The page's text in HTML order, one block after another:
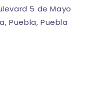
5 de Mayo
Puebla, Puebla